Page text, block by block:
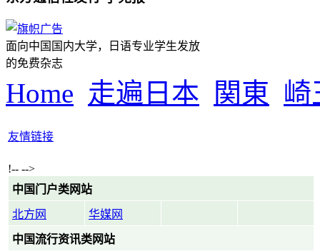
面向中国国内大学，日语专业学生发放
的免费杂志
Home 走遍日本 関東 崎
友情链接
!-- -->
中国门户类网站
北方网 华媒网
中国流行资讯类网站